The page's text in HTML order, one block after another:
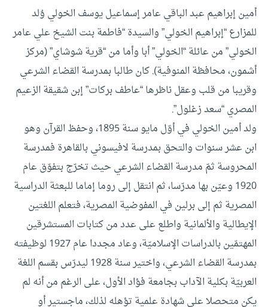
أمين إبراهيم عبد الباقي عامر إسماعيل يوسف الخولي وُلد
للمزارع “إبراهيم الخولي” والسيدة “فاطمة بنت الشيخ علي عامر
الخولي” من عائلة “الخولي” أبا وأما من “قرية شوشاي” (مركز
أشمون، محافظة المنوفية). كان طالبا بمدرسة القضاء الشرعي
وقريبا من قلب وعقل ناظرها “عاطف بركات” إبن شقيقة الزعيم
المصري “سعد زغلول”.
ولد أمين الخولي في أوّل مايو سنة 1895، وحفظ القرآن وهو
ابن عشر سنوات والتحق بمدرسة لافيسوني بالقاهرة فمدرسة
المحروسة ثمّ مدرسة القضاء الشرعي حيث تخرّج بتفوّق عام
1920 وعيّن بها مدرّسا، ثم انتقل إلى روما إماما للبعثة الدراسية
المصرية ثم إلى برلين في المفوضية المصرية، فتعلم اللغتين
الإيطالية والألمانية واطلع على عدد من كتابات المستشرقين
المهتمّين بالدراسات الإسلاميّة، وعاد مجددا عام 1927 لوظيفته
بمدرسة القضاء الشرعي، واختير سنة 1928 ليدرّس بقسم اللغة
العربيّة بكلية الآداب بجامعة فؤاد الأول، على الرغم من أنه لم
يكن متحصلا على شهادة علمية تؤهله لذلك، ماجستير أو